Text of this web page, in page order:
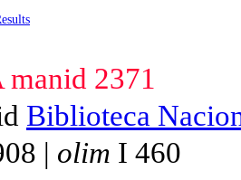
manid 2371
Biblioteca
| olim I 460